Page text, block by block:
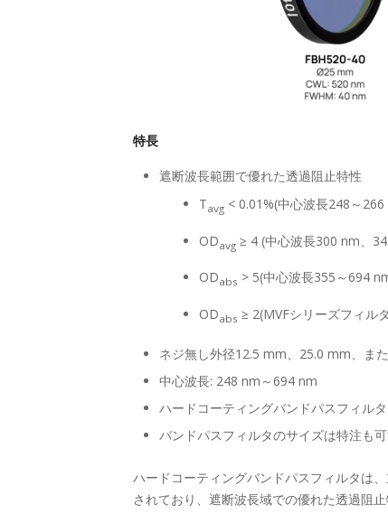
特長
遮断波長範囲で優れた透過阻止特性
Tavg < 0.01%(中心波長248～
ODavg ≥ 4 (中心波長300 nm、
ODabs > 5(中心波長355～694
ODabs ≥ 2(MVFシリーズフィル
ネジ無し外径12.5 mm、25.0 mm、ま
中心波長: 248 nm～694 nm
ハードコーティングバンドパスフィル
バンドパスフィルタのサイズは特注も
ハードコーティングバンドパスフィルタは
されており、遮断波長域での優れた透過阻